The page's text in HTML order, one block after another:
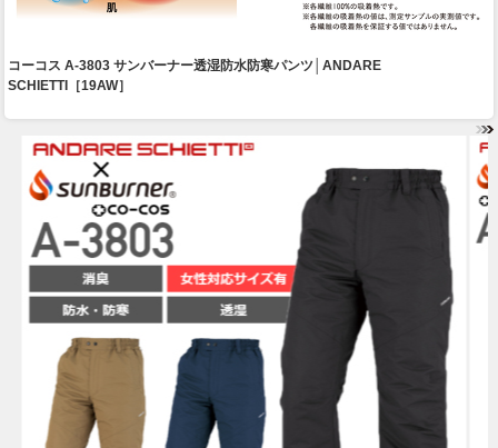
コーコス A-3803 サンバーナー透湿防水防寒パンツ│ANDARE
SCHIETTI［19AW］